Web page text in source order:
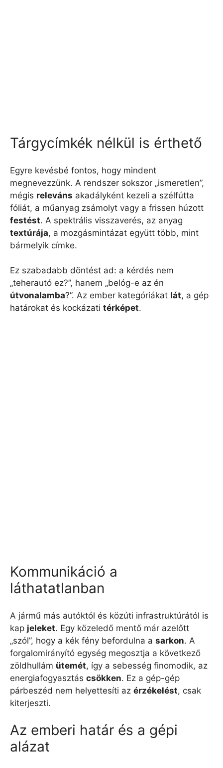
Tárgycímkék nélkül is érthető
Egyre kevésbé fontos, hogy mindent
megnevezzünk. A rendszer sokszor „ismeretlen”,
mégis releváns akadályként kezeli a szélfútta
fóliát, a műanyag zsámolyt vagy a frissen húzott
festést. A spektrális visszaverés, az anyag
textúrája, a mozgásmintázat együtt több, mint
bármelyik címke.
Ez szabadabb döntést ad: a kérdés nem
„teherautó ez?”, hanem „belóg-e az én
útvonalamba?”. Az ember kategóriákat lát, a gép
határokat és kockázati térképet.
Kommunikáció a
láthatatlanban
A jármű más autóktól és közúti infrastruktúrától is
kap jeleket. Egy közeledő mentő már azelőtt
„szól”, hogy a kék fény befordulna a sarkon. A
forgalomirányító egység megosztja a következő
zöldhullám ütemét, így a sebesség finomodik, az
energiafogyasztás csökken. Ez a gép-gép
párbeszéd nem helyettesíti az érzékelést, csak
kiterjeszti.
Az emberi határ és a gépi
alázat